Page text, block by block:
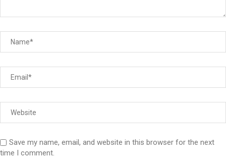
Save my name, email, and website in this browser for the next
time I comment.